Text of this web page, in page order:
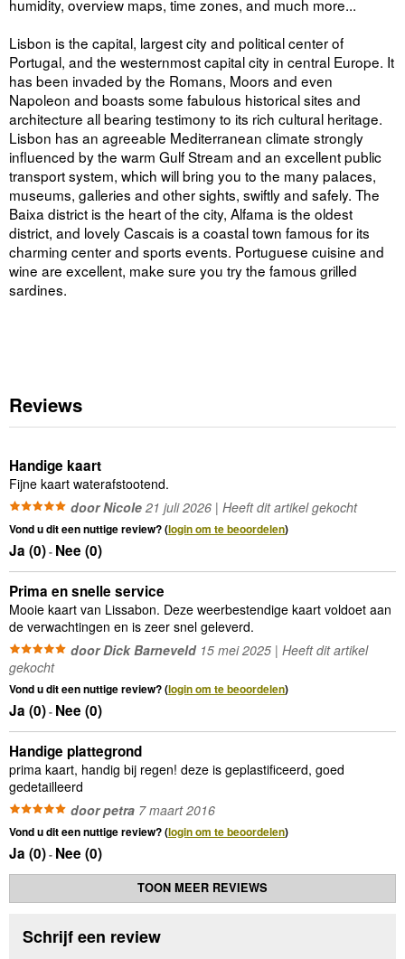
humidity, overview maps, time zones, and much more...
Lisbon is the capital, largest city and political center of
Portugal, and the westernmost capital city in central Europe. It
has been invaded by the Romans, Moors and even
Napoleon and boasts some fabulous historical sites and
architecture all bearing testimony to its rich cultural heritage.
Lisbon has an agreeable Mediterranean climate strongly
influenced by the warm Gulf Stream and an excellent public
transport system, which will bring you to the many palaces,
museums, galleries and other sights, swiftly and safely. The
Baixa district is the heart of the city, Alfama is the oldest
district, and lovely Cascais is a coastal town famous for its
charming center and sports events. Portuguese cuisine and
wine are excellent, make sure you try the famous grilled
sardines.
Reviews
Handige kaart
Fijne kaart waterafstootend.
door Nicole 21 juli 2026 | Heeft dit artikel gekocht
Vond u dit een nuttige review? (login om te beoordelen)
Ja (0)- Nee (0)
Prima en snelle service
Mooie kaart van Lissabon. Deze weerbestendige kaart voldoet aan
de verwachtingen en is zeer snel geleverd.
door Dick Barneveld15 mei 2025 | Heeft dit artikel
gekocht
Vond u dit een nuttige review? (login om te beoordelen)
Ja (0)- Nee (0)
Handige plattegrond
prima kaart, handig bij regen! deze is geplastificeerd, goed
gedetailleerd
door petra 7 maart 2016
Vond u dit een nuttige review? (login om te beoordelen)
Ja (0)- Nee (0)
TOON MEER REVIEWS
Schrijf een review